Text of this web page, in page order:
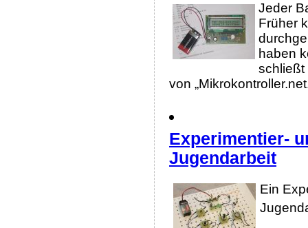
Jeder
Früher
haben
schließt
von
Experimentier-
Jugendarbeit
Ein